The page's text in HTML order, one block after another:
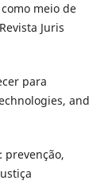
meio de
Juris
para
and
prevenção,